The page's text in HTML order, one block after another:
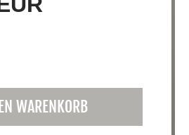
WARENKORB